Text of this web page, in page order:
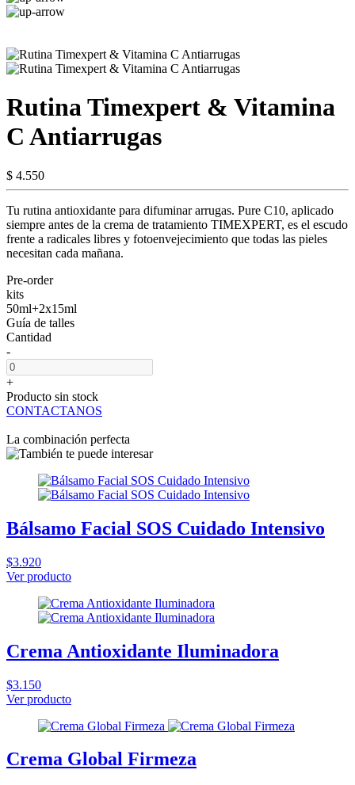
Rutina Timexpert & Vitamina
C Antiarrugas
$ 4.550
Tu rutina antioxidante para difuminar arrugas. Pure C10, aplicado
siempre antes de la crema de tratamiento TIMEXPERT, es el escudo
frente a radicales libres y fotoenvejecimiento que todas las pieles
necesitan cada mañana.
Pre-order
kits
50ml+2x15ml
Guía de talles
Cantidad
-
+
Producto sin stock
CONTACTANOS
La combinación perfecta
Bálsamo Facial SOS Cuidado Intensivo
$3.920
Ver producto
Crema Antioxidante Iluminadora
$3.150
Ver producto
Crema Global Firmeza